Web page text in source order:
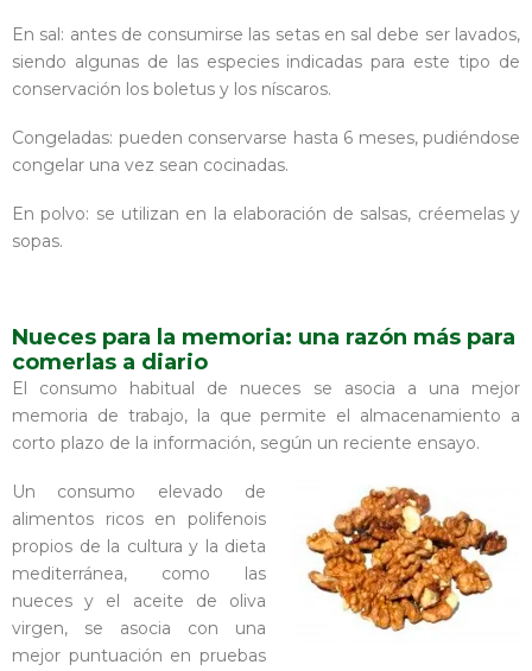
En sal: antes de consumirse las setas en sal debe ser lavados,
siendo algunas de las especies indicadas para este tipo de
conservación los boletus y los níscaros.
Congeladas: pueden conservarse hasta 6 meses, pudiéndose
congelar una vez sean cocinadas.
En polvo: se utilizan en la elaboración de salsas, créemelas y
sopas.
Nueces para la memoria: una razón más para
comerlas a diario
El consumo habitual de nueces se asocia a una mejor
memoria de trabajo, la que permite el almacenamiento a
corto plazo de la información, según un reciente ensayo.
Un consumo elevado de
alimentos ricos en polifenois
propios de la cultura y la dieta
mediterránea, como las
nueces y el aceite de oliva
virgen, se asocia con una
mejor puntuación en pruebas